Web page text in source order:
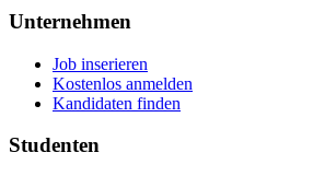
Unternehmen
Job inserieren
Kostenlos anmelden
Kandidaten finden
Studenten